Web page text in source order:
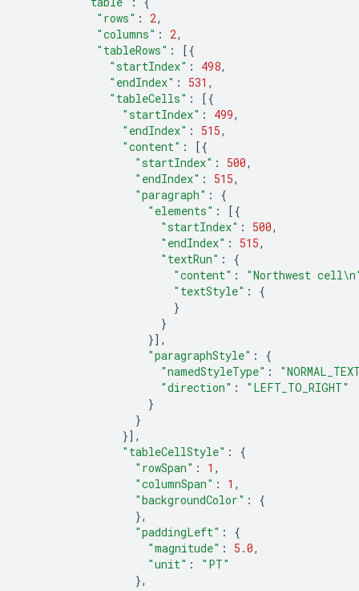
"rows" : 2,
"columns" : 2,
"tableRows" :
[{
"startIndex" : 498,
"endIndex" : 531 ,
"tableCells" :
[{
"startIndex" : 499,
"endIndex" : 515,
"content" :
[{
"startIndex" : 500,
"endIndex" : 515,
"paragraph" :
{
"elements" :
[{
"startIndex" : 500,
"endIndex" : 515,
"textRun" :
{
"content" : "Northwest cell\n
"textStyle" :
{
}
}
}],
"paragraphStyle" :
{
"namedStyleType" :
"direction" :
"LEFT_TO_RIGHT"
}
}
}],
"tableCellStyle" :
{
"rowSpan" : 1 ,
"columnSpan" : 1 ,
"backgroundColor" :
{
},
"paddingLeft" :
{
"magnitude" : 5.0,
"unit" :
"PT"
},